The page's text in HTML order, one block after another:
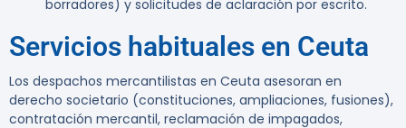
borradores) y solicitudes de aclaración por escrito.
Servicios habituales en Ceuta
Los despachos mercantilistas en Ceuta asesoran en
derecho societario (constituciones, ampliaciones, fusiones),
contratación mercantil, reclamación de impagados,